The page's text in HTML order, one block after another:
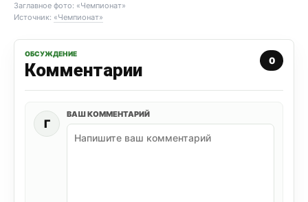
Заглавное фото: «Чемпионат»
Источник: «Чемпионат»
ОБСУЖДЕНИЕ
Комментарии 0
Г
ВАШ КОММЕНТАРИЙ